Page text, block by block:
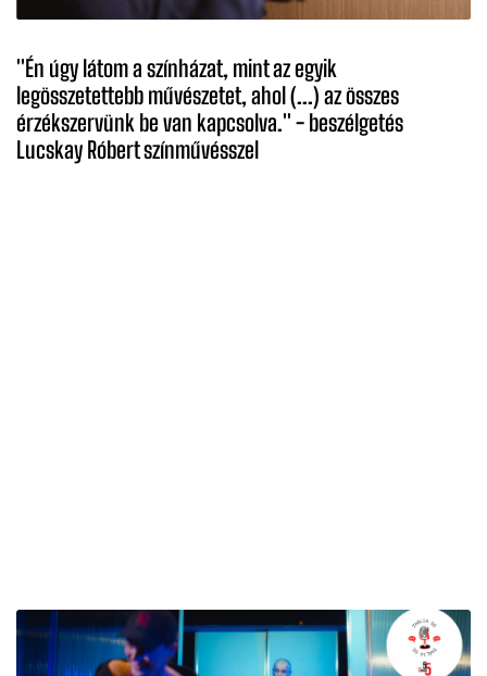
''Én úgy látom a színházat, mint az egyik
legösszetettebb művészetet, ahol (...) az összes
érzékszervünk be van kapcsolva.'' - beszélgetés
Lucskay Róbert színművésszel